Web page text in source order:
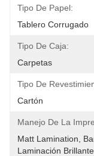
Tipo De Papel:
Tablero Corrugado
Tipo De Caja:
Carpetas
Tipo De
Cartón
Manejo De La
Matt Lamination,
Laminación